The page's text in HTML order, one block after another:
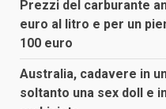
Prezzi del carburante
euro al litro e per un
100 euro
Australia, cadavere in
soltanto una sex doll e